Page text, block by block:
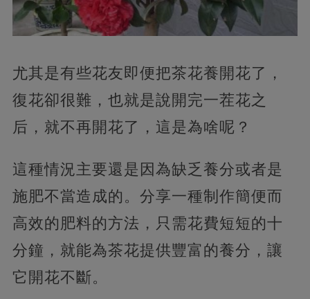
尤其是有些花友即便把茶花養開花了，
復花卻很難，也就是說開完一茬花之
后，就不再開花了，這是為啥呢？
這種情況主要還是因為缺乏養分或者是
施肥不當造成的。分享一種制作簡便而
高效的肥料的方法，只需花費短短的十
分鐘，就能為茶花提供豐富的養分，讓
它開花不斷。